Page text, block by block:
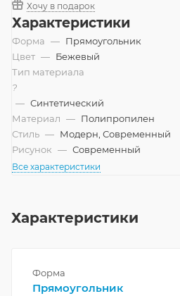
Хочу в подарок
Характеристики
Форма — Прямоугольник
Цвет — Бежевый
Тип материала
?
— Синтетический
Материал — Полипропилен
Стиль — Модерн, Современный
Рисунок — Современный
Все характеристики
Характеристики
Форма
Прямоугольник